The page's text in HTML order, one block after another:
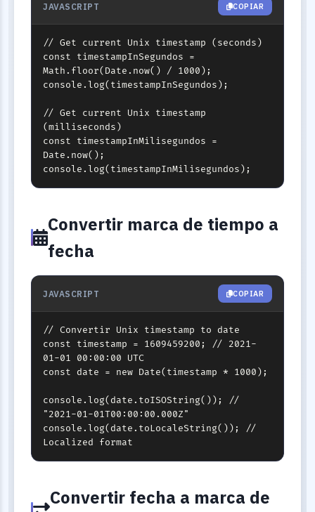
JAVASCRIPT COPIAR
// Get current Unix timestamp (seconds)
const timestampInSegundos =
Math.floor(Date.now() / 1000);
console.log(timestampInSegundos);
// Get current Unix timestamp
(milliseconds)
const timestampInMilisegundos =
Date.now();
console.log(timestampInMilisegundos);
Convertir marca de tiempo a
fecha
JAVASCRIPT COPIAR
// Convertir Unix timestamp to date
const timestamp = 1609459200; // 2021-
01-01 00:00:00 UTC
const date = new Date(timestamp * 1000);
console.log(date.toISOString()); //
"2021-01-01T00:00:00.000Z"
console.log(date.toLocaleString()); //
Localized format
Convertir fecha a marca de